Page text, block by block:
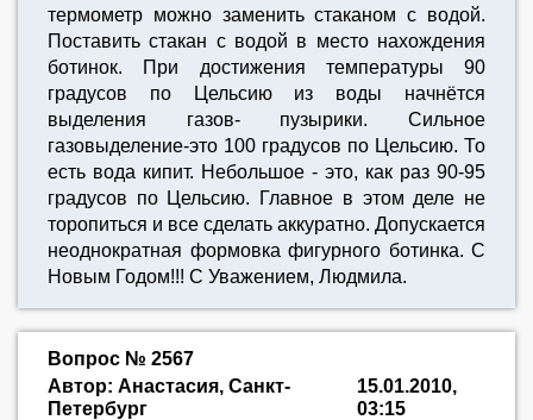
термометр можно заменить стаканом с водой.
Поставить стакан с водой в место нахождения
ботинок. При достижения температуры 90
градусов по Цельсию из воды начнётся
выделения газов- пузырики. Сильное
газовыделение-это 100 градусов по Цельсию. То
есть вода кипит. Небольшое - это, как раз 90-95
градусов по Цельсию. Главное в этом деле не
торопиться и все сделать аккуратно. Допускается
неоднократная формовка фигурного ботинка. С
Новым Годом!!! С Уважением, Людмила.
Вопрос № 2567
Автор: Анастасия, Санкт-
Петербург
15.01.2010,
03:15